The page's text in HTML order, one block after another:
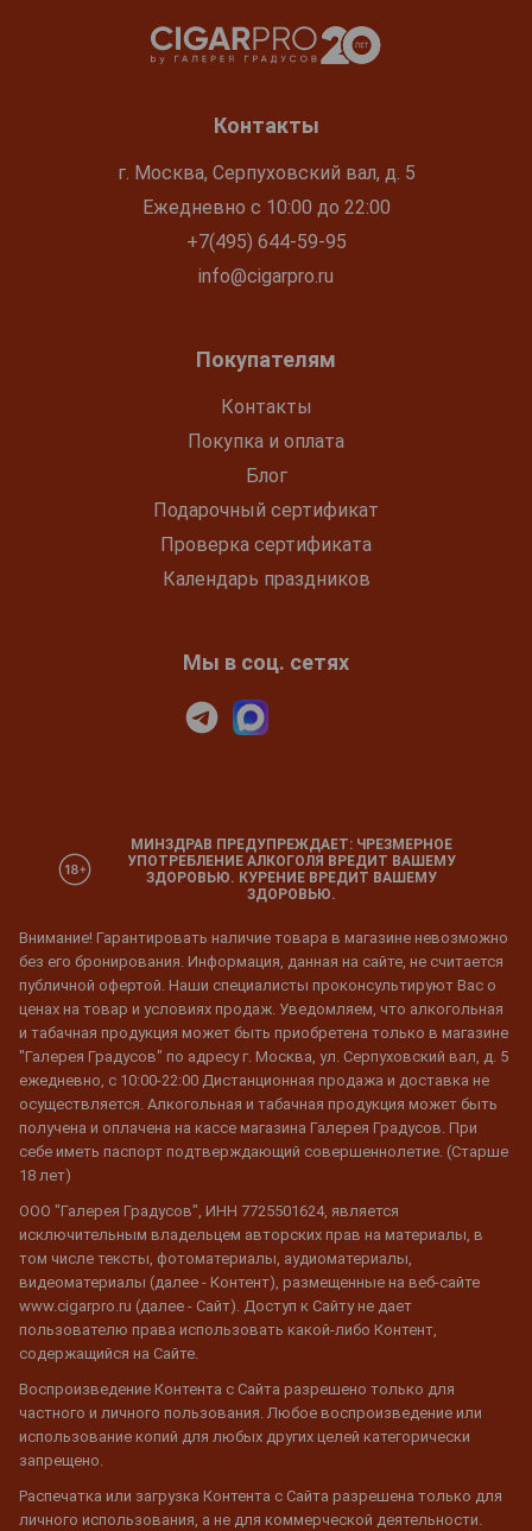
Контакты
г. Москва, Серпуховский вал, д. 5
Ежедневно с 10:00 до 22:00
+7(495) 644-59-95
info@cigarpro.ru
Покупателям
Контакты
Покупка и оплата
Блог
Подарочный сертификат
Проверка сертификата
Календарь праздников
Мы в соц. сетях
МИНЗДРАВ ПРЕДУПРЕЖДАЕТ: ЧРЕЗМЕРНОЕ
УПОТРЕБЛЕНИЕ АЛКОГОЛЯ ВРЕДИТ ВАШЕМУ
ЗДОРОВЬЮ. КУРЕНИЕ ВРЕДИТ ВАШЕМУ
ЗДОРОВЬЮ.
Внимание! Гарантировать наличие товара в магазине невозможно
без его бронирования. Информация, данная на сайте, не считается
публичной офертой. Наши специалисты проконсультируют Вас о
ценах на товар и условиях продаж. Уведомляем, что алкогольная
и табачная продукция может быть приобретена только в магазине
"Галерея Градусов" по адресу г. Москва, ул. Серпуховский вал, д. 5
ежедневно, с 10:00-22:00 Дистанционная продажа и доставка не
осуществляется. Алкогольная и табачная продукция может быть
получена и оплачена на кассе магазина Галерея Градусов. При
себе иметь паспорт подтверждающий совершеннолетие. (Старше
18 лет)
ООО "Галерея Градусов", ИНН 7725501624, является
исключительным владельцем авторских прав на материалы, в
том числе тексты, фотоматериалы, аудиоматериалы,
видеоматериалы (далее - Контент), размещенные на веб-сайте
www.cigarpro.ru (далее - Сайт). Доступ к Сайту не дает
пользователю права использовать какой-либо Контент,
содержащийся на Сайте.
Воспроизведение Контента с Сайта разрешено только для
частного и личного пользования. Любое воспроизведение или
использование копий для любых других целей категорически
запрещено.
Распечатка или загрузка Контента с Сайта разрешена только для
личного использования, а не для коммерческой деятельности.